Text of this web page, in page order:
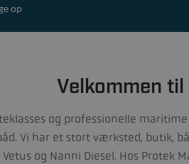
op
Velkommen
og professionelle
Vi har et stort værksted, butik,
Vetus og Nanni Diesel. Hos